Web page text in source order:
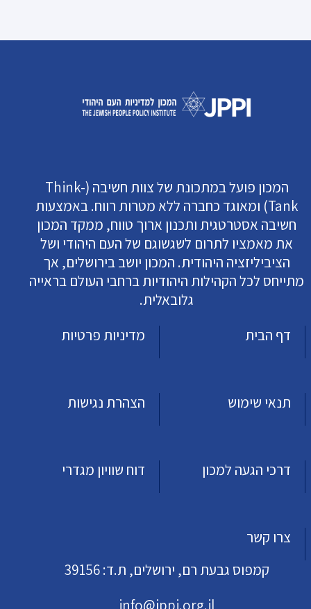
המכון פועל במתכונת של צוות חשיבה (Think-
Tank) ומאוגד כחברה ללא מטרות רווח. באמצעות
חשיבה אסטרטגית ותכנון ארוך טווח, ממקד המכון
את מאמציו לתרום לשגשוגם של העם היהודי ושל
הציביליזציה היהודית. המכון יושב בירושלים, אך
מתייחס לכל הקהילות היהודיות ברחבי העולם בראייה
גלובאלית.
דף הבית
מדיניות פרטיות
תנאי שימוש הצהרת נגישות
דרכי הגעה למכון דוח שוויון מגדרי
צרו קשר
קמפוס גבעת רם, ירושלים, ת.ד: 39156
info@jppi.org.il